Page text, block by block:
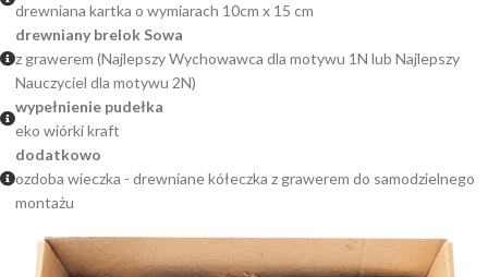
drewniana kartka o wymiarach 10cm x 15 cm
drewniany brelok Sowa
z grawerem (Najlepszy Wychowawca dla motywu 1N lub Najlepszy
Nauczyciel dla motywu 2N)
wypełnienie pudełka
eko wiórki kraft
dodatkowo
ozdoba wieczka - drewniane kółeczka z grawerem do samodzielnego
montażu